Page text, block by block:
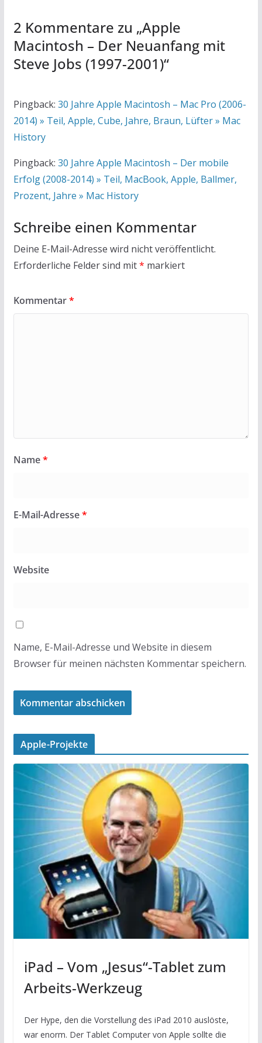
2 Kommentare zu „Apple
Macintosh – Der Neuanfang mit
Steve Jobs (1997-2001)“
Pingback: 30 Jahre Apple Macintosh – Mac Pro (2006-
2014) » Teil, Apple, Cube, Jahre, Braun, Lüfter » Mac
History
Pingback: 30 Jahre Apple Macintosh – Der mobile
Erfolg (2008-2014) » Teil, MacBook, Apple, Ballmer,
Prozent, Jahre » Mac History
Schreibe einen Kommentar
Deine E-Mail-Adresse wird nicht veröffentlicht.
Erforderliche Felder sind mit* markiert
Kommentar*
Name*
E-Mail-Adresse*
Website
Name, E-Mail-Adresse und Website in diesem
Browser für meinen nächsten Kommentar speichern.
Apple-Projekte
iPad – Vom „Jesus“-Tablet zum
Arbeits-Werkzeug
Der Hype, den die Vorstellung des iPad 2010 auslöste,
war enorm. Der Tablet Computer von Apple sollte die